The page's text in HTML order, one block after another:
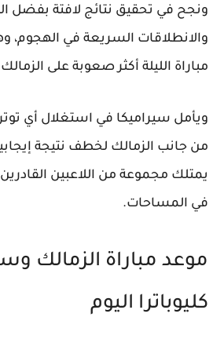
ونجح في تحقيق نتائج لافتة بفضل
والانطلاقات السريعة في الهجوم،
مباراة الليلة أكثر صعوبة على
ويأمل سيراميكا في استغلال أي
من جانب الزمالك لخطف نتيجة
يمتلك مجموعة من اللاعبين
في المساحات.
موعد مباراة الزمالك
كليوباترا اليوم